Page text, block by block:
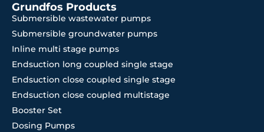
Grundfos Products
Submersible wastewater pumps
Submersible groundwater pumps
Inline multi stage pumps
Endsuction long coupled single stage
Endsuction close coupled single stage
Endsuction close coupled multistage
Booster Set
Dosing Pumps